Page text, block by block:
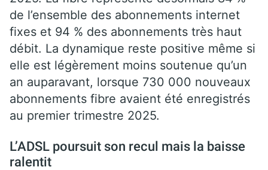
de l’ensemble des abonnements internet
fixes et 94 % des abonnements très haut
débit. La dynamique reste positive même si
elle est légèrement moins soutenue qu’un
an auparavant, lorsque 730 000 nouveaux
abonnements fibre avaient été enregistrés
au premier trimestre 2025.
L’ADSL poursuit son recul mais la baisse
ralentit